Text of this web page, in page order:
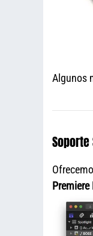
Algunos
Premiere